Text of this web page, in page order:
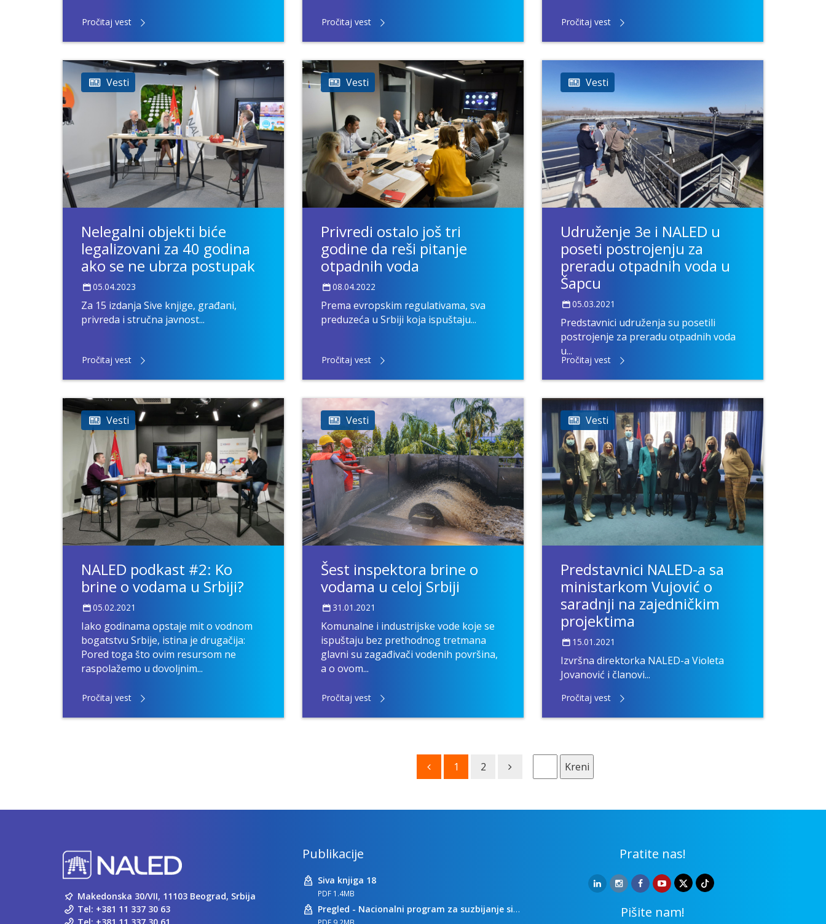
Pročitaj vest Pročitaj vest Pročitaj vest
Vesti
Nelegalni objekti biće
legalizovani za 40 godina
ako se ne ubrza postupak
05.04.2023
Za 15 izdanja Sive knjige, građani,
privreda i stručna javnost...
Pročitaj vest
Vesti
Privredi ostalo još tri
godine da reši pitanje
otpadnih voda
08.04.2022
Prema evropskim regulativama, sva
preduzeća u Srbiji koja ispuštaju...
Pročitaj vest
Vesti
Udruženje 3e i NALED u
poseti postrojenju za
preradu otpadnih voda u
Šapcu
05.03.2021
Predstavnici udruženja su posetili
postrojenje za preradu otpadnih voda
u...
Pročitaj vest
Vesti
NALED podkast #2: Ko
brine o vodama u Srbiji?
05.02.2021
Iako godinama opstaje mit o vodnom
bogatstvu Srbije, istina je drugačija:
Pored toga što ovim resursom ne
raspolažemo u dovoljnim...
Pročitaj vest
Vesti
Šest inspektora brine o
vodama u celoj Srbiji
31.01.2021
Komunalne i industrijske vode koje se
ispuštaju bez prethodnog tretmana
glavni su zagađivači vodenih površina,
a o ovom...
Pročitaj vest
Vesti
Predstavnici NALED-a sa
ministarkom Vujović o
saradnji na zajedničkim
projektima
15.01.2021
Izvršna direktorka NALED-a Violeta
Jovanović i članovi...
Pročitaj vest
1 2 Kreni
Makedonska 30/VII, 11103 Beograd, Srbija
Tel: +381 11 337 30 63
Publikacije
Siva knjiga 18
PDF 1.4MB
Pregled - Nacionalni program za suzbijanje sive ekonomije
Pratite nas!
Pišite nam!